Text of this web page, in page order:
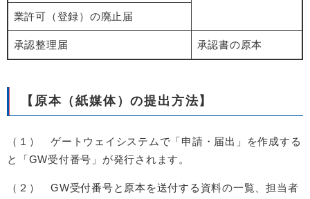
業許可（登録）の​​​​​​廃止届
承認整理届 承認書の原本
【原本（紙媒体）の提出方法】
（１） ゲートウェイシステムで「申請・届出」を作成する
と「GW受付番号」が発行されます。
（２） GW受付番号と原本を送付する資料の一覧、担当者